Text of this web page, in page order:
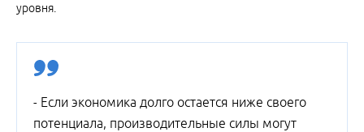
уровня.
- Если экономика долго остается ниже своего
потенциала, производительные силы могут